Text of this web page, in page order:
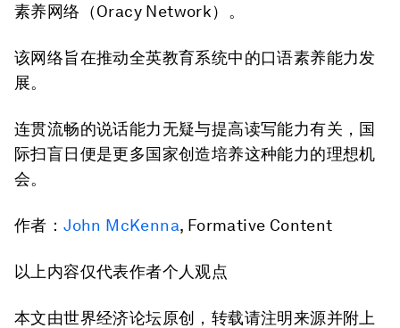
素养网络（Oracy Network）。
该网络旨在推动全英教育系统中的口语素养能力发
展。
连贯流畅的说话能力无疑与提高读写能力有关，国
际扫盲日便是更多国家创造培养这种能力的理想机
会。
作者：John McKenna, Formative Content
以上内容仅代表作者个人观点
本文由世界经济论坛原创，转载请注明来源并附上